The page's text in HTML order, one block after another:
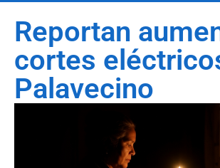
Reportan
cortes
Palavecino